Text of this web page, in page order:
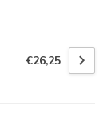
€26,25